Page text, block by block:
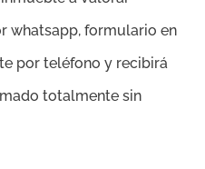
whatsapp, formulario en
por teléfono y recibirá
totalmente sin